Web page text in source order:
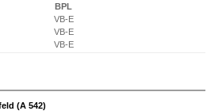
BPL
VB-E
VB-E
VB-E
(A 542)